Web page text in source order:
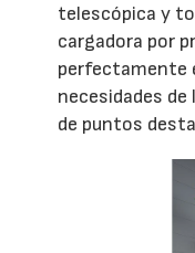
telescópica y
cargadora por
perfectamente
necesidades
de puntos